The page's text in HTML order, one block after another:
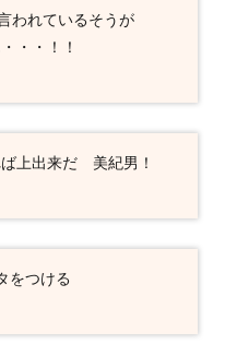
われているそうが
・・！！
上出来だ 美紀男！
をつける